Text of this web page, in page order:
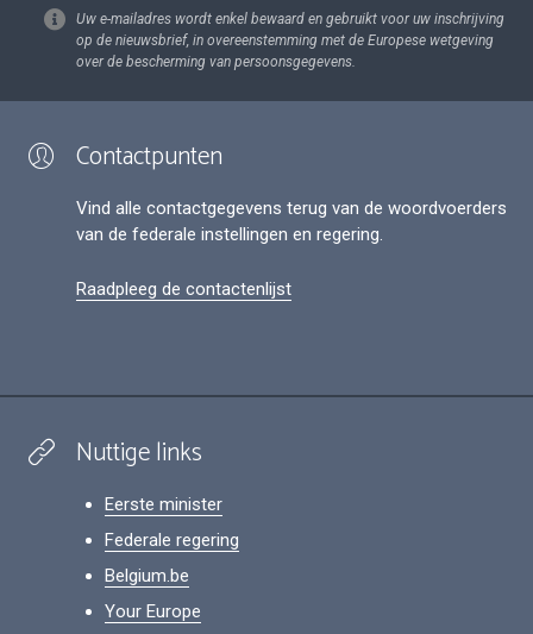
Uw e-mailadres wordt enkel bewaard en gebruikt voor uw inschrijving
op de nieuwsbrief, in overeenstemming met de Europese wetgeving
over de bescherming van persoonsgegevens.
Contactpunten
Vind alle contactgegevens terug van de woordvoerders
van de federale instellingen en regering.
Raadpleeg de contactenlijst
Nuttige links
Eerste minister
Federale regering
Belgium.be
Your Europe